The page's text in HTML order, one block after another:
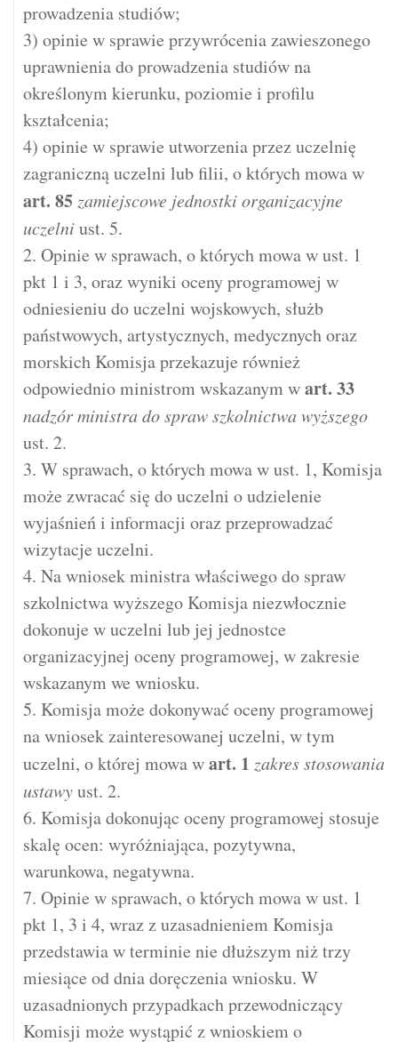
prowadzenia studiów;
3) opinie w sprawie przywrócenia zawieszonego
uprawnienia do prowadzenia studiów na
określonym kierunku, poziomie i profilu
kształcenia;
4) opinie w sprawie utworzenia przez uczelnię
zagraniczną uczelni lub filii, o których mowa w
art. 85 zamiejscowe jednostki organizacyjne
uczelniust. 5.
2. Opinie w sprawach, o których mowa w ust. 1
pkt 1 i 3, oraz wyniki oceny programowej w
odniesieniu do uczelni wojskowych, służb
państwowych, artystycznych, medycznych oraz
morskich Komisja przekazuje również
odpowiednio ministrom wskazanym wart. 33
nadzór ministra do spraw szkolnictwa wyższego
ust. 2.
3. W sprawach, o których mowa w ust. 1, Komisja
może zwracać się do uczelni o udzielenie
wyjaśnień i informacji oraz przeprowadzać
wizytacje uczelni.
4. Na wniosek ministra właściwego do spraw
szkolnictwa wyższego Komisja niezwłocznie
dokonuje w uczelni lub jej jednostce
organizacyjnej oceny programowej, w zakresie
wskazanym we wniosku.
5. Komisja może dokonywać oceny programowej
na wniosek zainteresowanej uczelni, w tym
uczelni, o której mowa wart. 1 zakres stosowania
ustawyust. 2.
6. Komisja dokonując oceny programowej stosuje
skalę ocen: wyróżniająca, pozytywna,
warunkowa, negatywna.
7. Opinie w sprawach, o których mowa w ust. 1
pkt 1, 3 i 4, wraz z uzasadnieniem Komisja
przedstawia w terminie nie dłuższym niż trzy
miesiące od dnia doręczenia wniosku. W
uzasadnionych przypadkach przewodniczący
Komisji może wystąpić z wnioskiem o